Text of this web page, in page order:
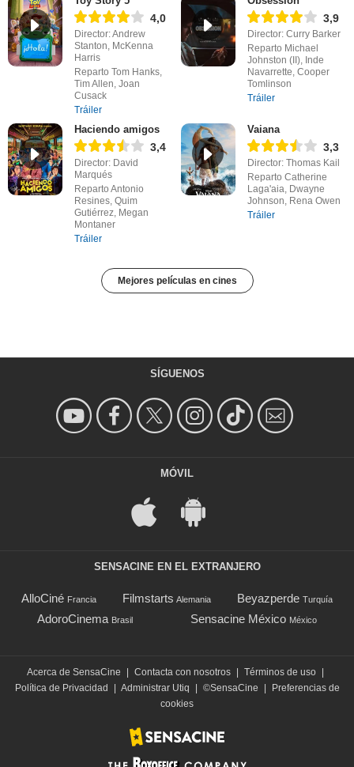
4,0
Director: Andrew
Stanton, McKenna
Harris
Reparto Tom Hanks,
Tim Allen, Joan
Cusack
Tráiler
3,9
Director: Curry Barker
Reparto Michael
Johnston (II), Inde
Navarrette, Cooper
Tomlinson
Tráiler
Haciendo amigos
3,4
Director: David
Marqués
Reparto Antonio
Resines, Quim
Gutiérrez, Megan
Montaner
Tráiler
Vaiana
3,3
Director: Thomas Kail
Reparto Catherine
Laga'aia, Dwayne
Johnson, Rena Owen
Tráiler
Mejores películas en cines
SÍGUENOS
MÓVIL
SENSACINE EN EL EXTRANJERO
AlloCiné Francia Filmstarts Alemania Beyazperde Turquía
AdoroCinema Brasil Sensacine México México
Acerca de SensaCine | Contacta con nosotros | Términos de uso |
Política de Privacidad
| Administrar Utiq | ©SensaCine |
Preferencias de
cookies